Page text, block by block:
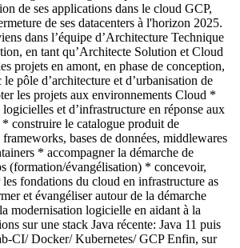
de ses applications dans le cloud GCP,
de ses datacenters à l'horizon 2025.
dans l’équipe d’Architecture Technique
en tant qu’Architecte Solution et Cloud
projets en amont, en phase de conception,
pôle d’architecture et d’urbanisation de
les projets aux environnements Cloud *
et d’infrastructure en réponse aux
construire le catalogue produit de
bases de données, middlewares
* accompagner la démarche de
(formation/évangélisation) * concevoir,
fondations du cloud en infrastructure as
et évangéliser autour de la démarche
modernisation logicielle en aidant à la
sur une stack Java récente: Java 11 puis
CI/ Docker/ Kubernetes/ GCP Enfin, sur